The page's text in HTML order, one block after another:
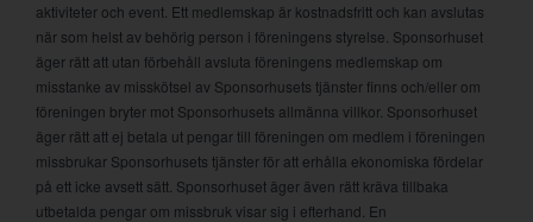
aktiviteter och event. Ett medlemskap är kostnadsfritt och kan avslutas
när som helst av behörig person i föreningens styrelse. Sponsorhuset
äger rätt att utan förbehåll avsluta föreningens medlemskap om
misstanke av misskötsel av Sponsorhusets tjänster finns och/eller om
föreningen bryter mot Sponsorhusets allmänna villkor. Sponsorhuset
äger rätt att ej betala ut pengar till föreningen om medlem i föreningen
missbrukar Sponsorhusets tjänster för att erhålla ekonomiska fördelar
på ett icke avsett sätt. Sponsorhuset äger även rätt kräva tillbaka
utbetalda pengar om missbruk visar sig i efterhand. En